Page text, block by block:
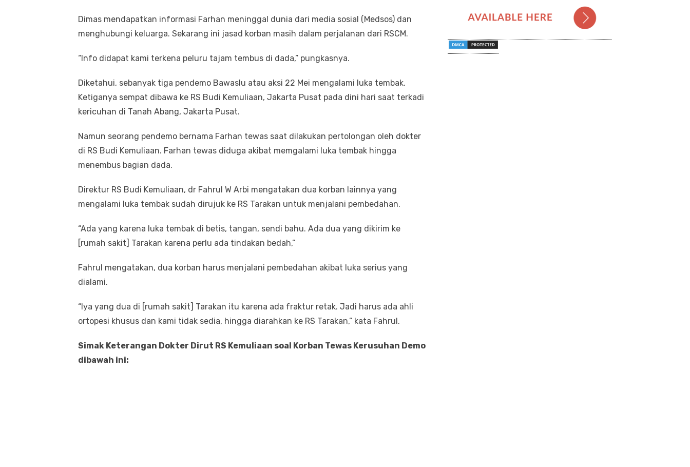
Dimas mendapatkan informasi Farhan meninggal dunia dari media sosial (Medsos) dan
menghubungi keluarga. Sekarang ini jasad korban masih dalam perjalanan dari RSCM.
“Info didapat kami terkena peluru tajam tembus di dada,” pungkasnya.
Diketahui, sebanyak tiga pendemo Bawaslu atau aksi 22 Mei mengalami luka tembak.
Ketiganya sempat dibawa ke RS Budi Kemuliaan, Jakarta Pusat pada dini hari saat terkadi
kericuhan di Tanah Abang, Jakarta Pusat.
Namun seorang pendemo bernama Farhan tewas saat dilakukan pertolongan oleh dokter
di RS Budi Kemuliaan. Farhan tewas diduga akibat memgalami luka tembak hingga
menembus bagian dada.
Direktur RS Budi Kemuliaan, dr Fahrul W Arbi mengatakan dua korban lainnya yang
mengalami luka tembak sudah dirujuk ke RS Tarakan untuk menjalani pembedahan.
“Ada yang karena luka tembak di betis, tangan, sendi bahu. Ada dua yang dikirim ke
[rumah sakit] Tarakan karena perlu ada tindakan bedah,”
Fahrul mengatakan, dua korban harus menjalani pembedahan akibat luka serius yang
dialami.
“Iya yang dua di [rumah sakit] Tarakan itu karena ada fraktur retak. Jadi harus ada ahli
ortopesi khusus dan kami tidak sedia, hingga diarahkan ke RS Tarakan,” kata Fahrul.
Simak Keterangan Dokter Dirut RS Kemuliaan soal Korban Tewas Kerusuhan Demo
dibawah ini: